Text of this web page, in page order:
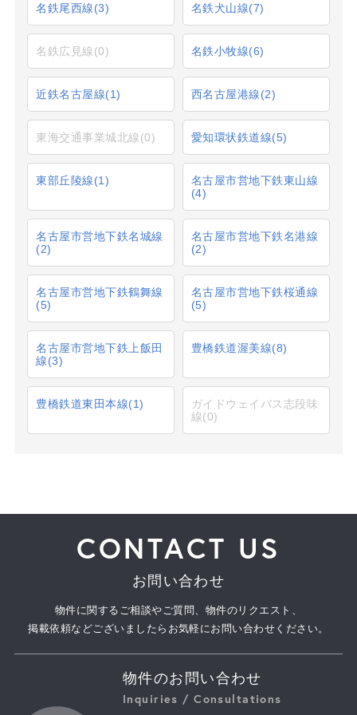
名鉄尾西線(3) 名鉄犬山線(7)
名鉄広見線(0) 名鉄小牧線(6)
近鉄名古屋線(1) 西名古屋港線(2)
東海交通事業城北線(0) 愛知環状鉄道線(5)
東部丘陵線(1)
名古屋市営地下鉄東山線
(4)
名古屋市営地下鉄名城線
(2)
名古屋市営地下鉄名港線
(2)
名古屋市営地下鉄鶴舞線
(5)
名古屋市営地下鉄桜通線
(5)
名古屋市営地下鉄上飯田
線(3)
豊橋鉄道渥美線(8)
豊橋鉄道東田本線(1)
ガイドウェイバス志段味
線(0)
CONTACT US
お問い合わせ
物件に関するご相談やご質問、物件のリクエスト、
掲載依頼などございましたらお気軽にお問い合わせください。
物件のお問い合わせ
Inquiries / Consultations